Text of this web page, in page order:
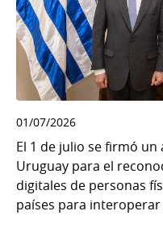
01/07/2026
El 1 de julio se firmó
Uruguay para el
digitales de personas
países para